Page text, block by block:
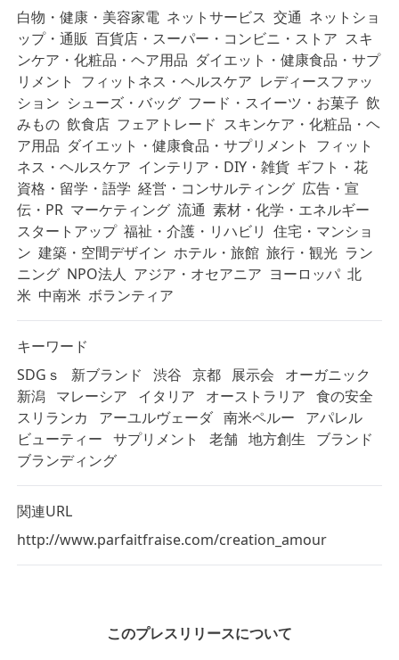
白物・健康・美容家電 ネットサービス 交通 ネットショ
ップ・通販 百貨店・スーパー・コンビニ・ストア スキ
ンケア・化粧品・ヘア用品 ダイエット・健康食品・サプ
リメント フィットネス・ヘルスケア レディースファッ
ション シューズ・バッグ フード・スイーツ・お菓子 飲
みもの 飲食店 フェアトレード スキンケア・化粧品・ヘ
ア用品 ダイエット・健康食品・サプリメント フィット
ネス・ヘルスケア インテリア・DIY・雑貨 ギフト・花
資格・留学・語学 経営・コンサルティング 広告・宣
伝・PR マーケティング 流通 素材・化学・エネルギー
スタートアップ 福祉・介護・リハビリ 住宅・マンショ
ン 建築・空間デザイン ホテル・旅館 旅行・観光 ラン
ニング NPO法人 アジア・オセアニア ヨーロッパ 北
米 中南米 ボランティア
キーワード
SDGｓ
新ブランド 渋谷 京都 展示会
オーガニック
新潟
マレーシア イタリア オーストラリア 食の安全
スリランカ
アーユルヴェーダ 南米ペルー
アパレル
ビューティー サプリメント 老舗 地方創生
ブランド
ブランディング
関連URL
http://www.parfaitfraise.com/creation_amour
このプレスリリースについて